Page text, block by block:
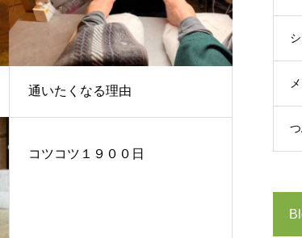
通いたくなる理由
コツコツ１９００日